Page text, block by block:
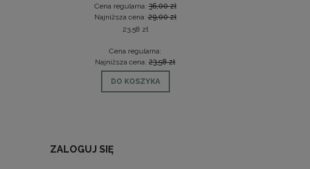
Cena regularna:36,00 zł
Najniższa cena:29,00 zł
23,58 zł
Cena regularna:
Najniższa cena: 23,58 zł
DO KOSZYKA
ZALOGUJ SIĘ